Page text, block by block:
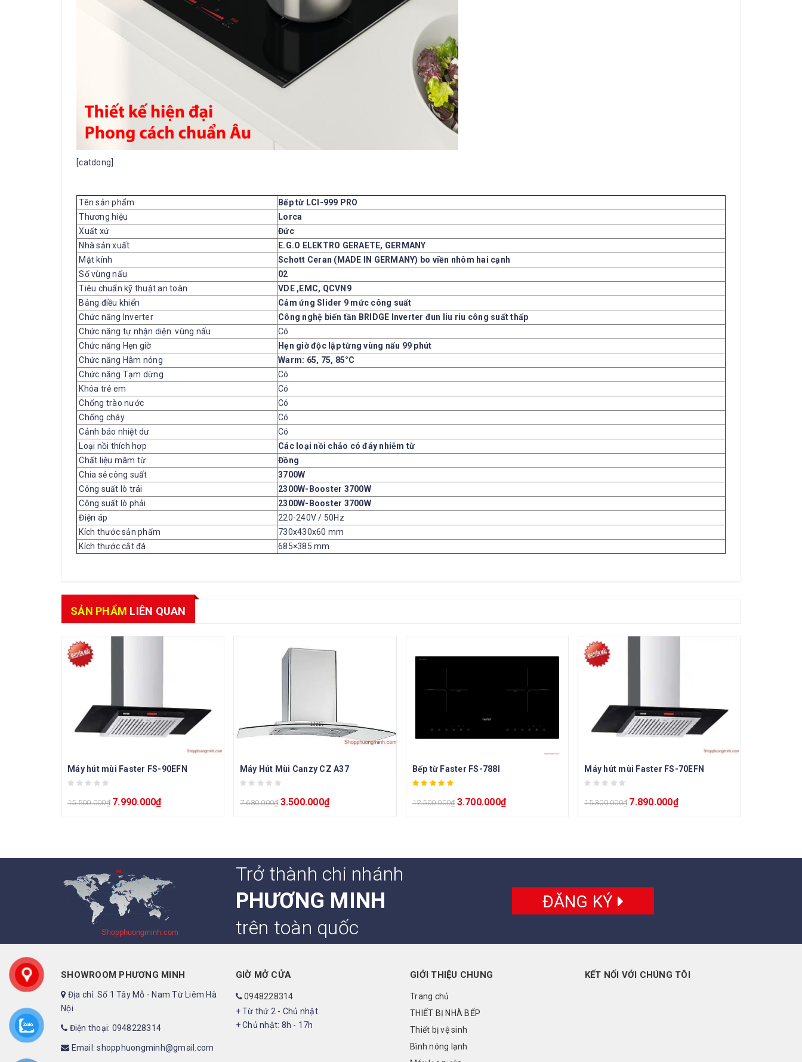
[catdong]
Tên sản phẩm
Bếp từ LCI-999 PRO
Thương hiệu
Lorca
Xuất xứ
Đức
Nhà sản xuất
E.G.O ELEKTRO GERAETE, GERMANY
Mặt kính
Schott Ceran (MADE IN GERMANY) bo viền nhôm hai cạnh
Số vùng nấu
02
Tiêu chuẩn kỹ thuật an toàn
VDE ,EMC, QCVN9
Bảng điều khiển
Cảm ứng Slider 9 mức công suất
Chức năng Inverter
Công nghệ biến tần BRIDGE Inverter đun liu riu công suất thấp
Chức năng tự nhận diện vùng nấu
Có
Chức năng Hẹn giờ
Hẹn giờ độc lập từng vùng nấu 99 phút
Chức năng Hâm nóng
Warm: 65, 75, 85°C
Chức năng Tạm dừng
Có
Khóa trẻ em
Có
Chống trào nước
Có
Chống cháy
Có
Cảnh báo nhiệt dư
Có
Loại nồi thích hợp
Các loại nồi chảo có đáy nhiễm từ
Chất liệu mâm từ
Đồng
Chia sẻ công suất
3700W
Công suất lò trái
2300W-Booster 3700W
Công suất lò phải
2300W-Booster 3700W
Điện áp
220-240V / 50Hz
Kích thước sản phẩm
730x430x60 mm
Kích thước cắt đá
685×385 mm
SẢN PHẨM LIÊN QUAN
Máy hút mùi Faster FS-90EFN
15.500.000₫ 7.990.000₫
Máy Hút Mùi Canzy CZ A37
7.680.000₫ 3.500.000₫
Bếp từ Faster FS-788I
12.500.000₫ 3.700.000₫
Máy hút mùi Faster FS-70EFN
15.300.000₫ 7.890.000₫
Trở thành chi nhánh
PHƯƠNG MINH
trên toàn quốc
ĐĂNG KÝ
SHOWROOM PHƯƠNG MINH
Địa chỉ: Số 1 Tây Mỗ - Nam Từ Liêm Hà
Nội
Điện thoại: 0948228314
Email: shopphuongminh@gmail.com
GIỜ MỞ CỬA
0948228314
+ Từ thứ 2 - Chủ nhật
+ Chủ nhật: 8h - 17h
GIỚI THIỆU CHUNG
Trang chủ
THIẾT BỊ NHÀ BẾP
Thiết bị vệ sinh
Bình nóng lạnh
KẾT NỐI VỚI CHÚNG TÔI